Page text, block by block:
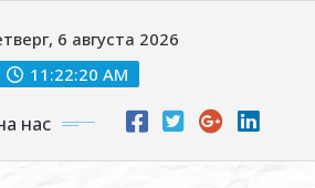
6 августа 2026
11:22:21 AM
нас